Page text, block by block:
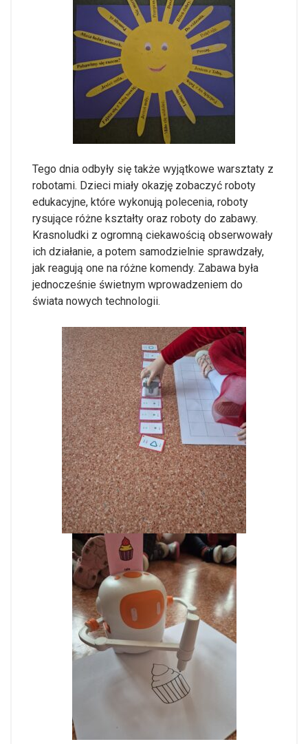
Tego dnia odbyły się także wyjątkowe warsztaty z
robotami. Dzieci miały okazję zobaczyć roboty
edukacyjne, które wykonują polecenia, roboty
rysujące różne kształty oraz roboty do zabawy.
Krasnoludki z ogromną ciekawością obserwowały
ich działanie, a potem samodzielnie sprawdzały,
jak reagują one na różne komendy. Zabawa była
jednocześnie świetnym wprowadzeniem do
świata nowych technologii.